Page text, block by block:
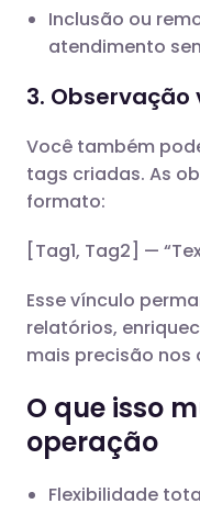
Inclusão ou
atendimento
3.
Você também
tags criadas. As
formato:
[Tag1, Tag2] —
Esse vínculo
relatórios,
mais precisão nos
O que isso
operação
Flexibilidade